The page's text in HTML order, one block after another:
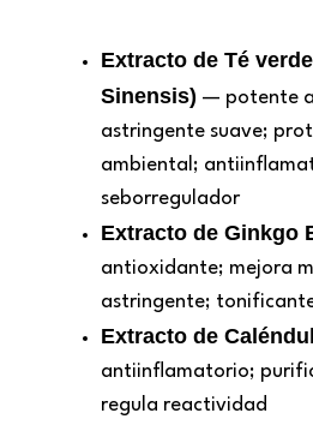
Extracto de Té
Sinensis) — potente
astringente suave;
ambiental;
seborregulador
Extracto de Ginkgo
antioxidante; mejora
astringente;
Extracto de
antiinflamatorio;
regula reactividad